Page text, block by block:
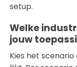
setup.
Welke
jouw
Kies het